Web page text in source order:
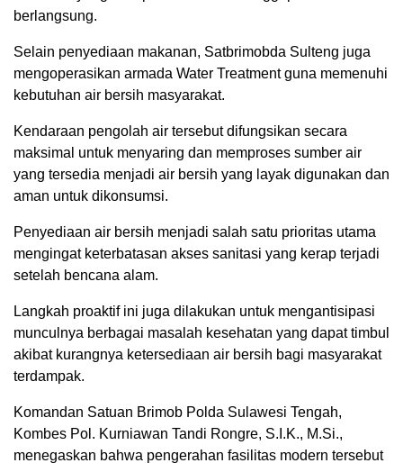
berlangsung.
Selain penyediaan makanan, Satbrimobda Sulteng juga
mengoperasikan armada Water Treatment guna memenuhi
kebutuhan air bersih masyarakat.
Kendaraan pengolah air tersebut difungsikan secara
maksimal untuk menyaring dan memproses sumber air
yang tersedia menjadi air bersih yang layak digunakan dan
aman untuk dikonsumsi.
Penyediaan air bersih menjadi salah satu prioritas utama
mengingat keterbatasan akses sanitasi yang kerap terjadi
setelah bencana alam.
Langkah proaktif ini juga dilakukan untuk mengantisipasi
munculnya berbagai masalah kesehatan yang dapat timbul
akibat kurangnya ketersediaan air bersih bagi masyarakat
terdampak.
Komandan Satuan Brimob Polda Sulawesi Tengah,
Kombes Pol. Kurniawan Tandi Rongre, S.I.K., M.Si.,
menegaskan bahwa pengerahan fasilitas modern tersebut